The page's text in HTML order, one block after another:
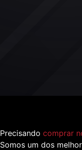
Precisando comprar
Somos um dos